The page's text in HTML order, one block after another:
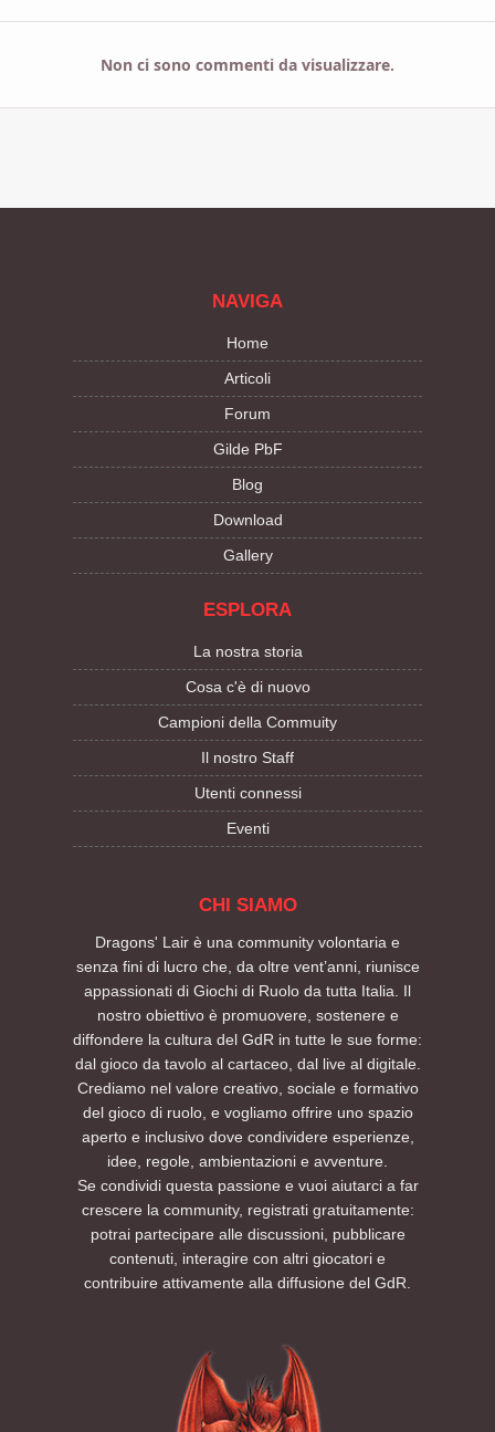
Non ci sono commenti da visualizzare.
NAVIGA
Home
Articoli
Forum
Gilde PbF
Blog
Download
Gallery
ESPLORA
La nostra storia
Cosa c'è di nuovo
Campioni della Commuity
Il nostro Staff
Utenti connessi
Eventi
CHI SIAMO
Dragons' Lair è una community volontaria e
senza fini di lucro che, da oltre vent’anni, riunisce
appassionati di Giochi di Ruolo da tutta Italia. Il
nostro obiettivo è promuovere, sostenere e
diffondere la cultura del GdR in tutte le sue forme:
dal gioco da tavolo al cartaceo, dal live al digitale.
Crediamo nel valore creativo, sociale e formativo
del gioco di ruolo, e vogliamo offrire uno spazio
aperto e inclusivo dove condividere esperienze,
idee, regole, ambientazioni e avventure.
Se condividi questa passione e vuoi aiutarci a far
crescere la community, registrati gratuitamente:
potrai partecipare alle discussioni, pubblicare
contenuti, interagire con altri giocatori e
contribuire attivamente alla diffusione del GdR.